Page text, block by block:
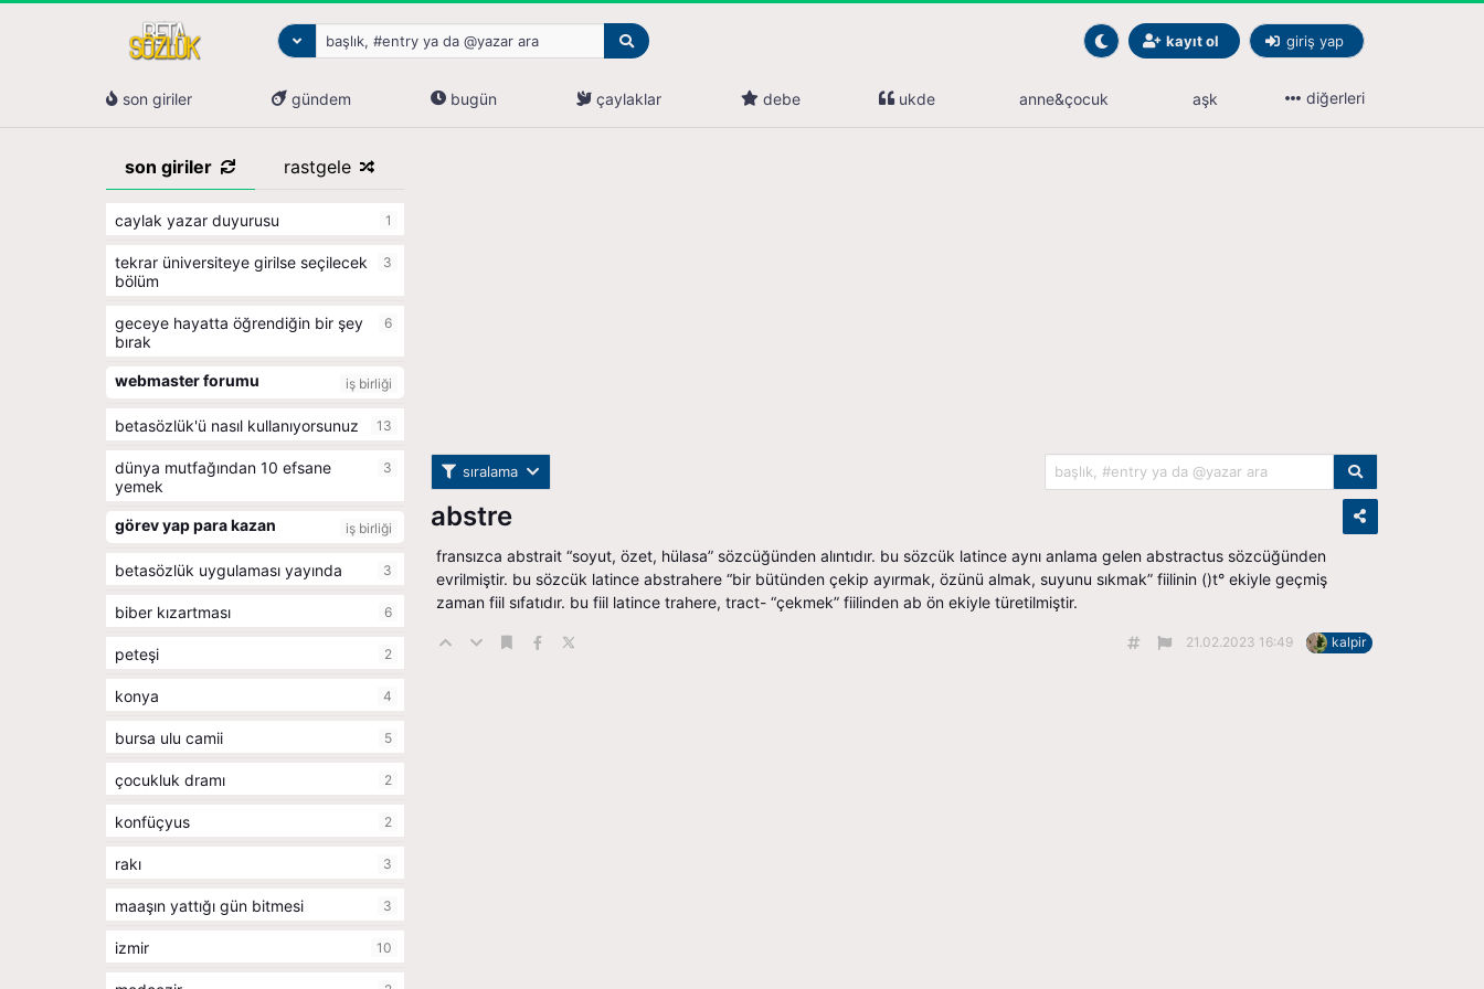
kayıt ol giriş yap
son giriler gündem bugün çaylaklar debe ukde anne&çocuk aşk diğerleri
son giriler rastgele
caylak yazar duyurusu 1
tekrar üniversiteye girilse seçilecek
bölüm
3
geceye hayatta öğrendiğin bir şey
bırak
6
webmaster forumu iş birliği
betasözlük'ü nasıl kullanıyorsunuz 13
dünya mutfağından 10 efsane
yemek
3
görev yap para kazan iş birliği
betasözlük uygulaması yayında 3
biber kızartması 6
peteşi 2
konya 4
bursa ulu camii 5
çocukluk dramı 2
konfüçyus 2
rakı 3
maaşın yattığı gün bitmesi 3
izmir 10
sıralama
abstre
fransızca abstrait “soyut, özet, hülasa” sözcüğünden alıntıdır. bu sözcük latince aynı anlama gelen abstractus sözcüğünden
evrilmiştir. bu sözcük latince abstrahere “bir bütünden çekip ayırmak, özünü almak, suyunu sıkmak” fiilinin ()t° ekiyle geçmiş
zaman fiil sıfatıdır. bu fiil latince trahere, tract- “çekmek” fiilinden ab ön ekiyle türetilmiştir.
21.02.2023 16:49 kalpir